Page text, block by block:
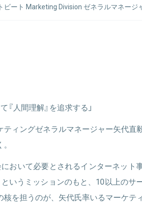
ビート Marketing Division ゼネラルマネージ
献できるマーケターになりたいと思いネク
ケティングを担当（2024年7月時点）。
『人間理解』を追求する」
ィングゼネラルマネージャー矢代直
おいて必要とされるインターネット
いうミッションのもと、10以上のサ
を担うのが、矢代氏率いるマーケテ